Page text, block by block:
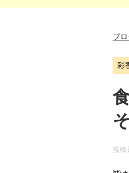
ブ
彩
投稿